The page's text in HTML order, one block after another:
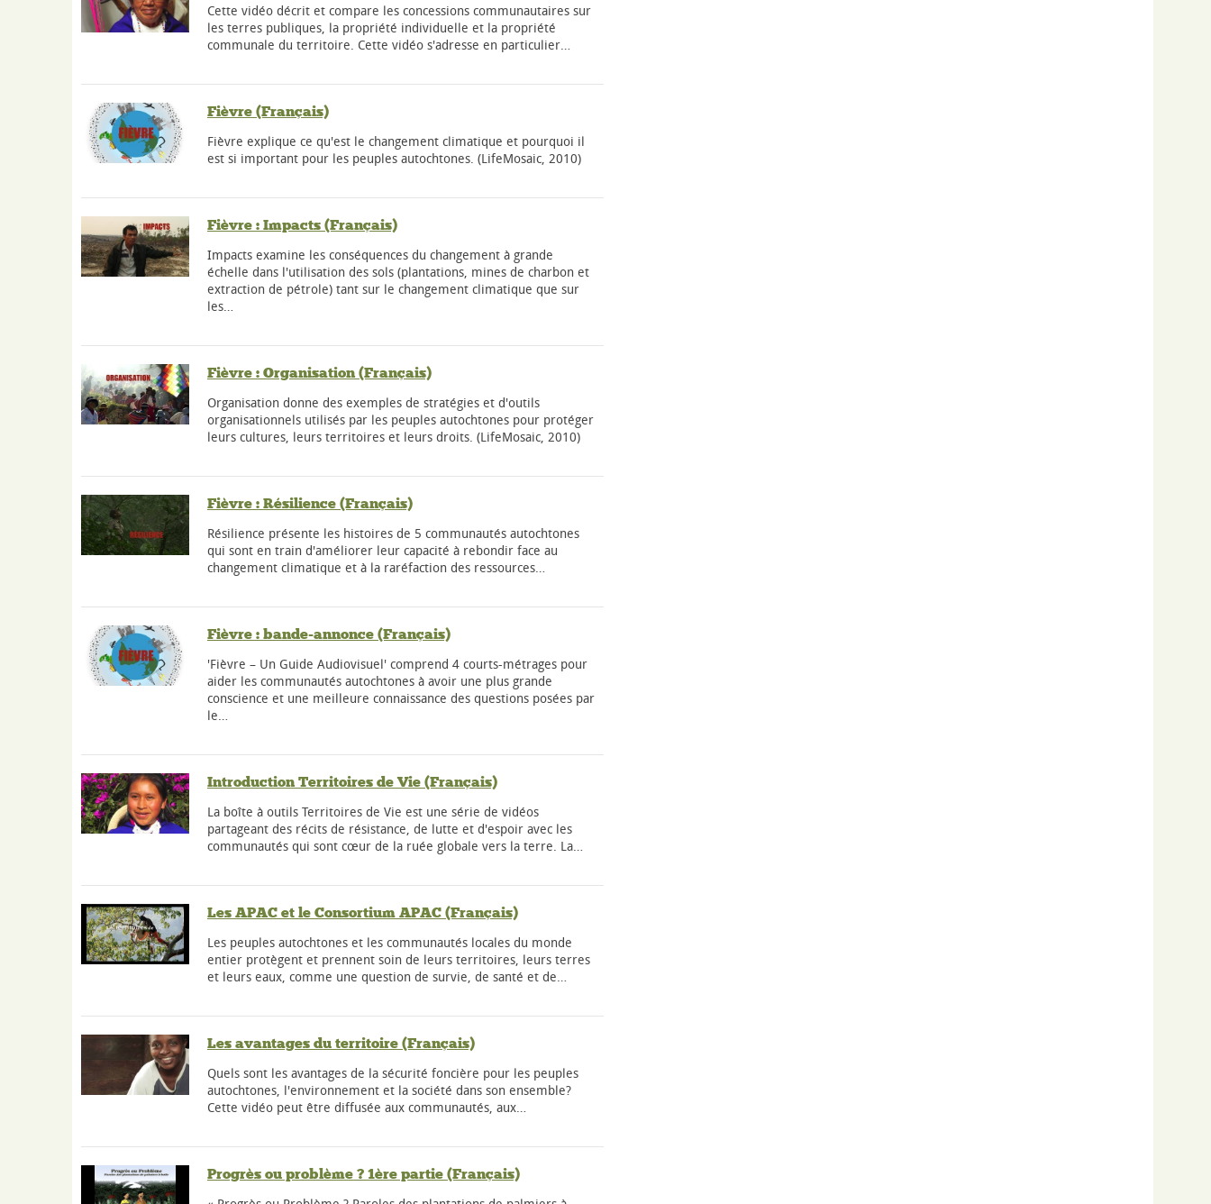
Cette vidéo décrit et compare les concessions communautaires sur
les terres publiques, la propriété individuelle et la propriété
communale du territoire. Cette vidéo s'adresse en particulier…
Fièvre (Français)
Fièvre explique ce qu'est le changement climatique et pourquoi il
est si important pour les peuples autochtones. (LifeMosaic, 2010)
Fièvre : Impacts (Français)
Impacts examine les conséquences du changement à grande
échelle dans l'utilisation des sols (plantations, mines de charbon et
extraction de pétrole) tant sur le changement climatique que sur
les…
Fièvre : Organisation (Français)
Organisation donne des exemples de stratégies et d'outils
organisationnels utilisés par les peuples autochtones pour protéger
leurs cultures, leurs territoires et leurs droits. (LifeMosaic, 2010)
Fièvre : Résilience (Français)
Résilience présente les histoires de 5 communautés autochtones
qui sont en train d'améliorer leur capacité à rebondir face au
changement climatique et à la raréfaction des ressources…
Fièvre : bande-annonce (Français)
'Fièvre – Un Guide Audiovisuel' comprend 4 courts-métrages pour
aider les communautés autochtones à avoir une plus grande
conscience et une meilleure connaissance des questions posées par
le…
Introduction Territoires de Vie (Français)
La boîte à outils Territoires de Vie est une série de vidéos
partageant des récits de résistance, de lutte et d'espoir avec les
communautés qui sont cœur de la ruée globale vers la terre. La…
Les APAC et le Consortium APAC (Français)
Les peuples autochtones et les communautés locales du monde
entier protègent et prennent soin de leurs territoires, leurs terres
et leurs eaux, comme une question de survie, de santé et de…
Les avantages du territoire (Français)
Quels sont les avantages de la sécurité foncière pour les peuples
autochtones, l'environnement et la société dans son ensemble?
Cette vidéo peut être diffusée aux communautés, aux…
Progrès ou problème ? 1ère partie (Français)